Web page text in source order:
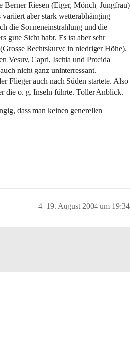
Berner Riesen (Eiger, Mönch, Jungfrau)
aber stark wetterabhänging
die Sonneneinstrahlung und die
gute Sicht habt. Es ist aber sehr
Rechtskurve in niedriger Höhe).
Vesuv, Capri, Ischia und Procida
nicht ganz uninterressant.
Flieger auch nach Süden startete. Also
die o. g. Inseln führte. Toller Anblick.
dass man keinen generellen
19. August 2004 um 19:34
4